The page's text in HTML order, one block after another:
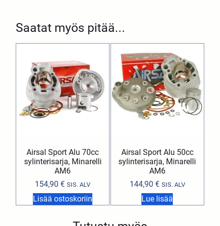
Saatat myös pitää...
Airsal Sport Alu 70cc
sylinterisarja, Minarelli
AM6
154,90€ SIS. ALV
Lisää ostoskoriin
Airsal Sport Alu 50cc
sylinterisarja, Minarelli
AM6
144,90 € SIS. ALV
Lue lisää